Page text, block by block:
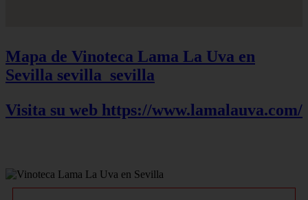
Mapa de Vinoteca Lama La Uva en
Sevilla sevilla_sevilla
Visita su web https://www.lamalauva.com/